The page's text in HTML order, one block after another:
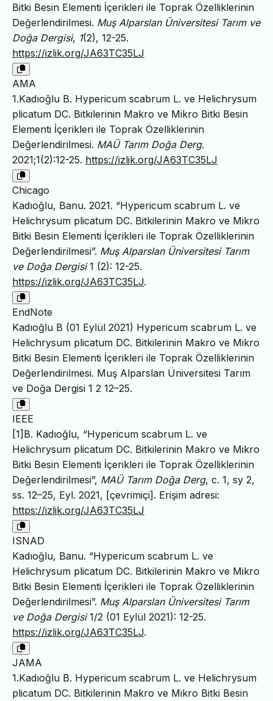
Bitki Besin Elementi İçerikleri ile Toprak Özelliklerinin
Değerlendirilmesi. Muş Alparslan Üniversitesi Tarım ve
Doğa Dergisi, 1(2), 12-25.
https://izlik.org/JA63TC35LJ
AMA
1.Kadıoğlu B. Hypericum scabrum L. ve Helichrysum
plicatum DC. Bitkilerinin Makro ve Mikro Bitki Besin
Elementi İçerikleri ile Toprak Özelliklerinin
Değerlendirilmesi. MAÜ Tarım Doğa Derg.
2021;1(2):12-25. https://izlik.org/JA63TC35LJ
Chicago
Kadıoğlu, Banu. 2021. “Hypericum scabrum L. ve
Helichrysum plicatum DC. Bitkilerinin Makro ve Mikro
Bitki Besin Elementi İçerikleri ile Toprak Özelliklerinin
Değerlendirilmesi”. Muş Alparslan Üniversitesi Tarım
ve Doğa Dergisi1 (2): 12-25.
https://izlik.org/JA63TC35LJ.
EndNote
Kadıoğlu B (01 Eylül 2021) Hypericum scabrum L. ve
Helichrysum plicatum DC. Bitkilerinin Makro ve Mikro
Bitki Besin Elementi İçerikleri ile Toprak Özelliklerinin
Değerlendirilmesi. Muş Alparslan Üniversitesi Tarım
ve Doğa Dergisi 1 2 12–25.
IEEE
[1]B. Kadıoğlu, “Hypericum scabrum L. ve
Helichrysum plicatum DC. Bitkilerinin Makro ve Mikro
Bitki Besin Elementi İçerikleri ile Toprak Özelliklerinin
Değerlendirilmesi”, MAÜ Tarım Doğa Derg, c. 1, sy 2,
ss. 12–25, Eyl. 2021, [çevrimiçi]. Erişim adresi:
https://izlik.org/JA63TC35LJ
ISNAD
Kadıoğlu, Banu. “Hypericum scabrum L. ve
Helichrysum plicatum DC. Bitkilerinin Makro ve Mikro
Bitki Besin Elementi İçerikleri ile Toprak Özelliklerinin
Değerlendirilmesi”. Muş Alparslan Üniversitesi Tarım
ve Doğa Dergisi1/2 (01 Eylül 2021): 12-25.
https://izlik.org/JA63TC35LJ.
JAMA
1.Kadıoğlu B. Hypericum scabrum L. ve Helichrysum
plicatum DC. Bitkilerinin Makro ve Mikro Bitki Besin